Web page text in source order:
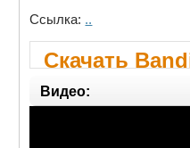
Ссылка: ..
Скачать
Видео: